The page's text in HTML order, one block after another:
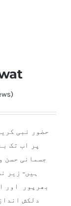
حضور نبی
پر اب تک
جسمانی حسن
ہیں- زیر
بھرپور اور
دلکش